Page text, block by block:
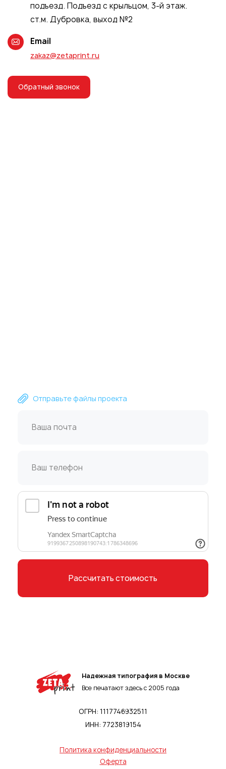
подъезд. Подъезд с крыльцом, 3-й этаж.
ст.м. Дубровка, выход №2
Email
zakaz@zetaprint.ru
Обратный звонок
Отправьте файлы проекта
Рассчитать стоимость
Надежная типография в Москве
Все печатают здесь с 2005 года
ОГРН: 1117746932511
ИНН: 7723819154
Политика конфиденциальности
Оферта